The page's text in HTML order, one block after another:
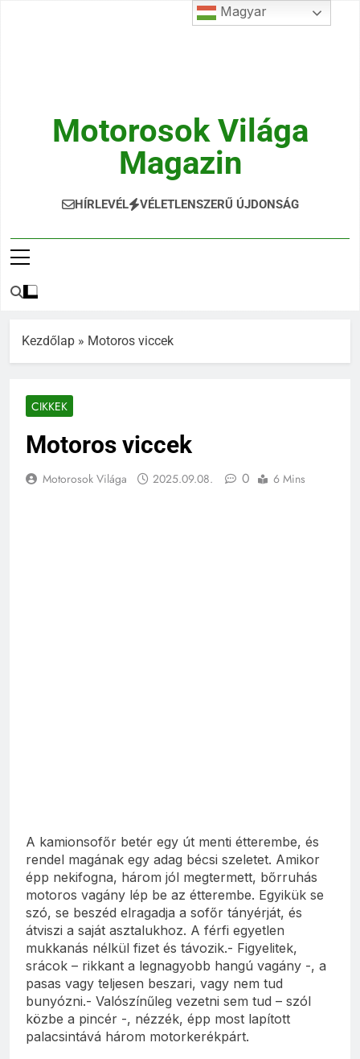
Motorosok Világa
Magazin
Hírek, Tesztek, Élmények Egy Helyen!
HÍRLEVÉL VÉLETLENSZERŰ ÚJDONSÁG
Kezdőlap » Motoros viccek
CIKKEK
Motoros viccek
Motorosok Világa 2025.09.08. 0 6 Mins
A kamionsofőr betér egy út menti étterembe, és
rendel magának egy adag bécsi szeletet. Amikor
épp nekifogna, három jól megtermett, bőrruhás
motoros vagány lép be az étterembe. Egyikük se
szó, se beszéd elragadja a sofőr tányérját, és
átviszi a saját asztalukhoz. A férfi egyetlen
mukkanás nélkül fizet és távozik.- Figyelitek,
srácok – rikkant a legnagyobb hangú vagány -, a
pasas vagy teljesen beszari, vagy nem tud
bunyózni.- Valószínűleg vezetni sem tud – szól
közbe a pincér -, nézzék, épp most lapított
palacsintává három motorkerékpárt.
Magyar